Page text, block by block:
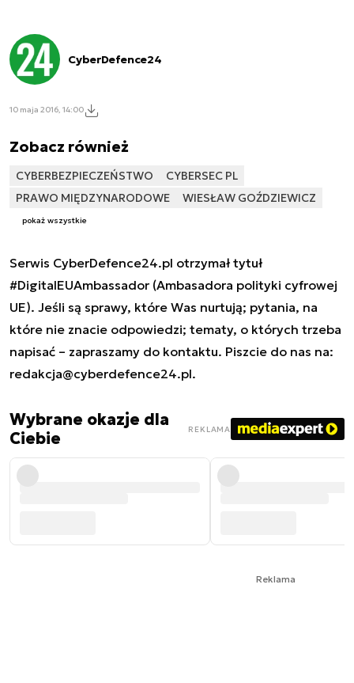
CyberDefence24
10 maja 2016, 14:00
Zobacz również
CYBERBEZPIECZEŃSTWO
CYBERSEC PL
PRAWO MIĘDZYNARODOWE
WIESŁAW GOŹDZIEWICZ
pokaż wszystkie
Serwis CyberDefence24.pl otrzymał tytuł
#DigitalEUAmbassador (Ambasadora polityki cyfrowej
UE). Jeśli są sprawy, które Was nurtują; pytania, na
które nie znacie odpowiedzi; tematy, o których trzeba
napisać – zapraszamy do kontaktu. Piszcie do nas na:
redakcja@cyberdefence24.pl.
Wybrane okazje dla
Ciebie
REKLAMA
Reklama